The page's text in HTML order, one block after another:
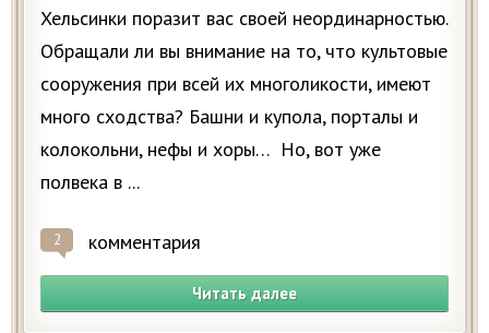
Хельсинки поразит вас своей неординарностью.
Обращали ли вы внимание на то, что культовые
сооружения при всей их многоликости, имеют
много сходства? Башни и купола, порталы и
колокольни, нефы и хоры… Но, вот уже
полвека в ...
2 комментария
Читать далее